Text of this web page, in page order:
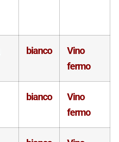
bianco
Vino
fermo
bianco
Vino
fermo